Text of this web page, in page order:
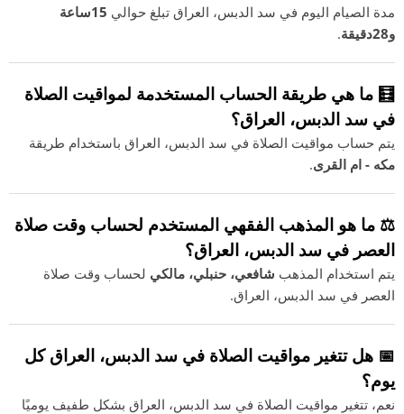
مدة الصيام اليوم في سد الدبس، العراق تبلغ حوالي
15ساعة
و28دقيقة
.
🧮 ما هي طريقة الحساب المستخدمة لمواقيت الصلاة
في سد الدبس، العراق؟
يتم حساب مواقيت الصلاة في سد الدبس، العراق باستخدام طريقة
مكه - ام القرى.
⚖️ ما هو المذهب الفقهي المستخدم لحساب وقت صلاة
العصر في سد الدبس، العراق؟
يتم استخدام المذهب شافعي، حنبلي، مالكي لحساب وقت صلاة
العصر في سد الدبس، العراق.
📅 هل تتغير مواقيت الصلاة في سد الدبس، العراق كل
يوم؟
نعم، تتغير مواقيت الصلاة في سد الدبس، العراق بشكل طفيف يوميًا